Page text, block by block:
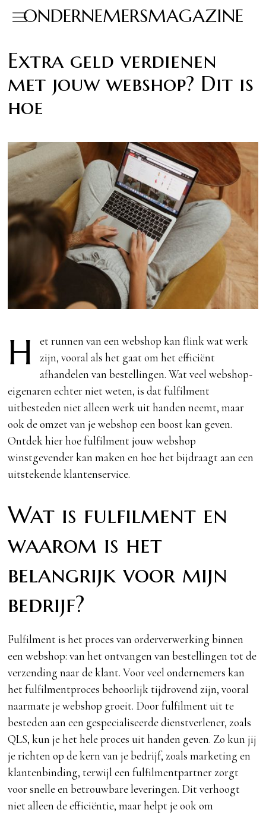
ONDERNEMERSMAGAZINE
Extra geld verdienen
met jouw webshop? Dit is
hoe
H
et runnen van een webshop kan flink wat werk
zijn, vooral als het gaat om het efficiënt
afhandelen van bestellingen. Wat veel webshop-
eigenaren echter niet weten, is dat fulfilment
uitbesteden niet alleen werk uit handen neemt, maar
ook de omzet van je webshop een boost kan geven.
Ontdek hier hoe fulfilment jouw webshop
winstgevender kan maken en hoe het bijdraagt aan een
uitstekende klantenservice.
Wat is fulfilment en
waarom is het
belangrijk voor mijn
bedrijf?
Fulfilment is het proces van orderverwerking binnen
een webshop: van het ontvangen van bestellingen tot de
verzending naar de klant. Voor veel ondernemers kan
het fulfilmentproces behoorlijk tijdrovend zijn, vooral
naarmate je webshop groeit. Door fulfilment uit te
besteden aan een gespecialiseerde dienstverlener, zoals
QLS, kun je het hele proces uit handen geven. Zo kun jij
je richten op de kern van je bedrijf, zoals marketing en
klantenbinding, terwijl een fulfilmentpartner zorgt
voor snelle en betrouwbare leveringen. Dit verhoogt
niet alleen de efficiëntie, maar helpt je ook om